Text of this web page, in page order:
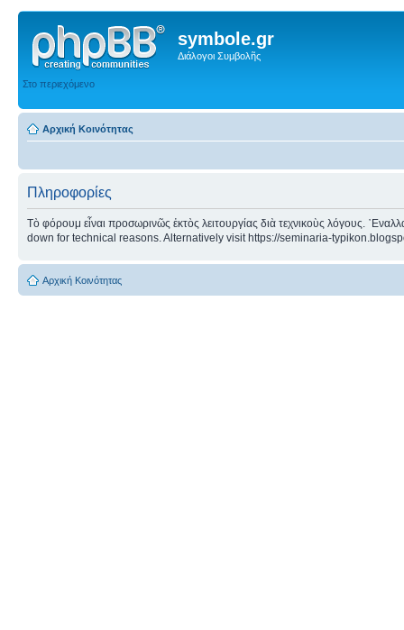
symbole.gr
Διάλογοι Συμβολῆς
Στο περιεχόμενο
Αρχική Κοινότητας
Πληροφορίες
Τὸ φόρουμ εἶναι προσωρινῶς ἐκτὸς λειτουργίας διὰ τεχνικοὺς λόγους.
down for technical reasons. Alternatively visit https://seminaria-
Αρχική Κοινότητας